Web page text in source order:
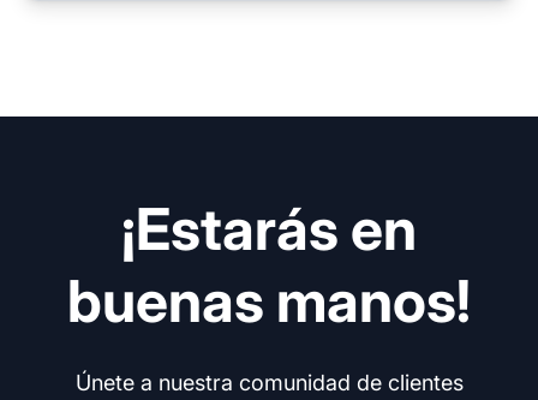
¡Estarás en
buenas manos!
Únete a nuestra comunidad de clientes